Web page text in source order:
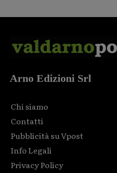
Arno Edizioni Srl
Chi siamo
Contatti
Pubblicità su Vpost
Info Legali
Privacy Policy